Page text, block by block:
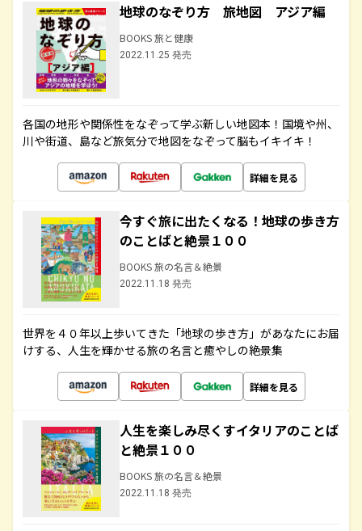
地球のなぞり方 旅地図 アジア編
BOOKS 旅と健康
2022.11.25 発売
各国の地形や関係性をなぞって学ぶ新しい地図本！国境や州、
川や街道、島など旅気分で地図をなぞって脳もイキイキ！
詳細を見る
今すぐ旅に出たくなる！地球の歩き方
のことばと絶景１００
BOOKS 旅の名言＆絶景
2022.11.18 発売
世界を４０年以上歩いてきた「地球の歩き方」があなたにお届
けする、人生を輝かせる旅の名言と癒やしの絶景集
詳細を見る
人生を楽しみ尽くすイタリアのことば
と絶景１００
BOOKS 旅の名言＆絶景
2022.11.18 発売